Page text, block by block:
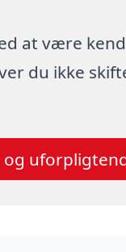
at være
du ikke
og